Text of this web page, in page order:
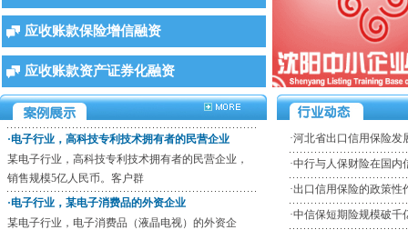
应收账款保险增信融资
应收账款资产证券化融资
·某国内生产电子配件和半成品的企业
某国内生产电子配件和半成品的企业，公司规模三
亿人民币，现有客户30家（
·某外商投资，全球财富500强化工企业
某外商投资，全球财富500强化工企业，企业规模年
销售10亿人民币。客户
·电子行业，高科技专利技术拥有者的民营企业
某电子行业，高科技专利技术拥有者的民营企业，
销售规模5亿人民币。客户群
·电子行业，某电子消费品的外资企业
某电子行业，电子消费品（液晶电视）的外资企
·河北省出口信用保险发
·中行与人保财险在国内
·出口信用保险的政策性
·中信保短期险规模破千